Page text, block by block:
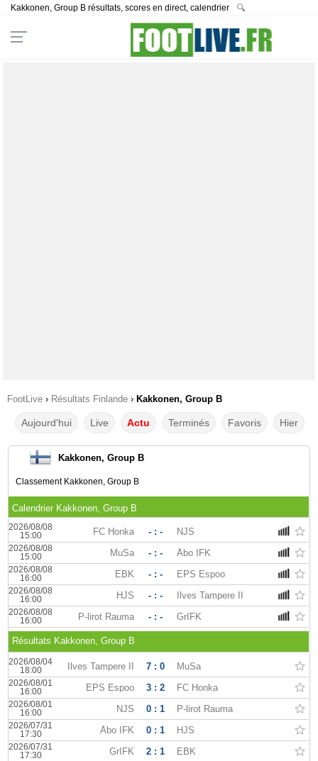
Kakkonen, Group B résultats, scores en direct, calendrier 🔍
FootLive › Résultats Finlande › Kakkonen, Group B
Aujourd'hui Live Actu Terminés Favoris Hier
Kakkonen, Group B
Classement Kakkonen, Group B
Calendrier Kakkonen, Group B
2026/08/08
15:00
FC Honka - : - NJS
2026/08/08
15:00
MuSa - : - Åbo IFK
2026/08/08
16:00
EBK - : - EPS Espoo
2026/08/08
16:00
HJS - : - Ilves Tampere II
2026/08/08
16:00
P-lirot Rauma - : - GrIFK
Résultats Kakkonen, Group B
2026/08/04
18:00
Ilves Tampere II 7 : 0 MuSa
2026/08/01
16:00
EPS Espoo 3 : 2 FC Honka
2026/08/01
16:00
NJS 0 : 1 P-lirot Rauma
2026/07/31
17:30
Åbo IFK 0 : 1 HJS
2026/07/31
17:30
GrIFK 2 : 1 EBK